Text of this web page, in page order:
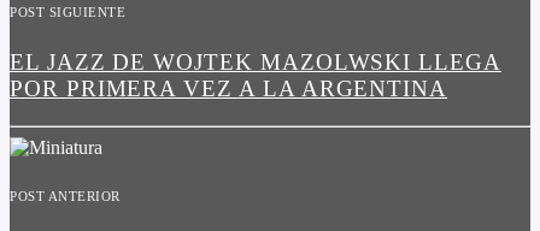
POST SIGUIENTE
EL JAZZ DE WOJTEK MAZOLWSKI LLEGA
POR PRIMERA VEZ A LA ARGENTINA
POST ANTERIOR